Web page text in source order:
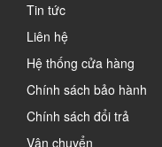
Tin tức
Liên hệ
Hệ thống cửa hàng
Chính sách bảo hành
Chính sách đổi trả
Vận chuyển